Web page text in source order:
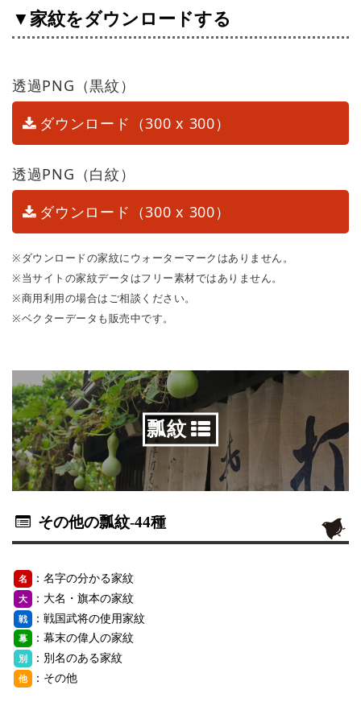
▼家紋をダウンロードする
透過PNG（黒紋）
ダウンロード（300 x 300）
透過PNG（白紋）
ダウンロード（300 x 300）
※ダウンロードの家紋にウォーターマークはありません。
※当サイトの家紋データはフリー素材ではありません。
※商用利用の場合はご相談ください。
※ベクターデータも販売中です。
瓢紋
その他の瓢紋-44種
名 ：名字の分かる家紋
大 ：大名・旗本の家紋
戦 ：戦国武将の使用家紋
幕 ：幕末の偉人の家紋
別 ：別名のある家紋
他 ：その他